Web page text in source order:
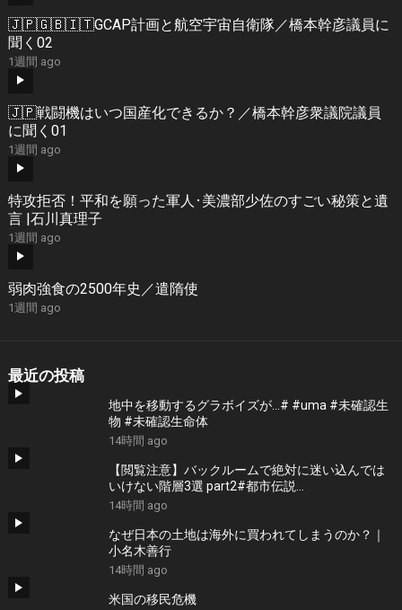
🇯🇵🇬🇧🇮🇹GCAP計画と航空宇宙自衛隊／橋本幹彦議員に
聞く02
1週間 ago
🇯🇵戦闘機はいつ国産化できるか？／橋本幹彦衆議院議員
に聞く01
1週間 ago
特攻拒否！平和を願った軍人･美濃部少佐のすごい秘策と遺
言 |石川真理子
1週間 ago
弱肉強食の2500年史／遣隋使
1週間 ago
最近の投稿
地中を移動するグラボイズが…# #uma #未確認生
物 #未確認生命体
14時間 ago
【閲覧注意】バックルームで絶対に迷い込んでは
いけない階層3選 part2#都市伝説
#thebackroomsfoundfootage #ホラー
14時間 ago
なぜ日本の土地は海外に買われてしまうのか？｜
小名木善行
14時間 ago
米国の移民危機